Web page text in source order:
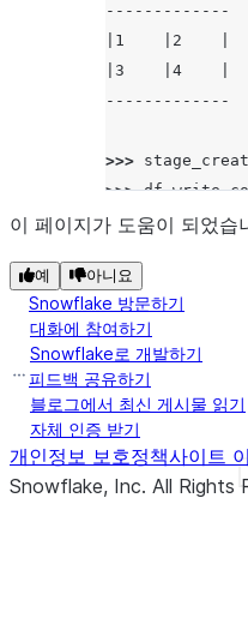
-------------
|1    |2    |
|3    |4    |
-------------
>>>
>>> df.write.
이 페이지가 도움이 되었습
예 아니요
Snowflake 방문하기
대화에 참여하기
Snowflake로 개발하기
피드백 공유하기
블로그에서 최신 게시물 읽기
자체 인증 받기
개인정보 보호정책사이트
Snowflake, Inc. All Rights